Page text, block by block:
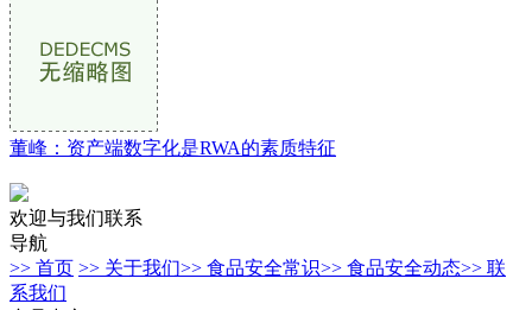
董峰：资产端数字化是RWA的素质特征
欢迎与我们联系
导航
>> 首页 >> 关于我们>> 食品安全常识>> 食品安全动态>> 联
系我们